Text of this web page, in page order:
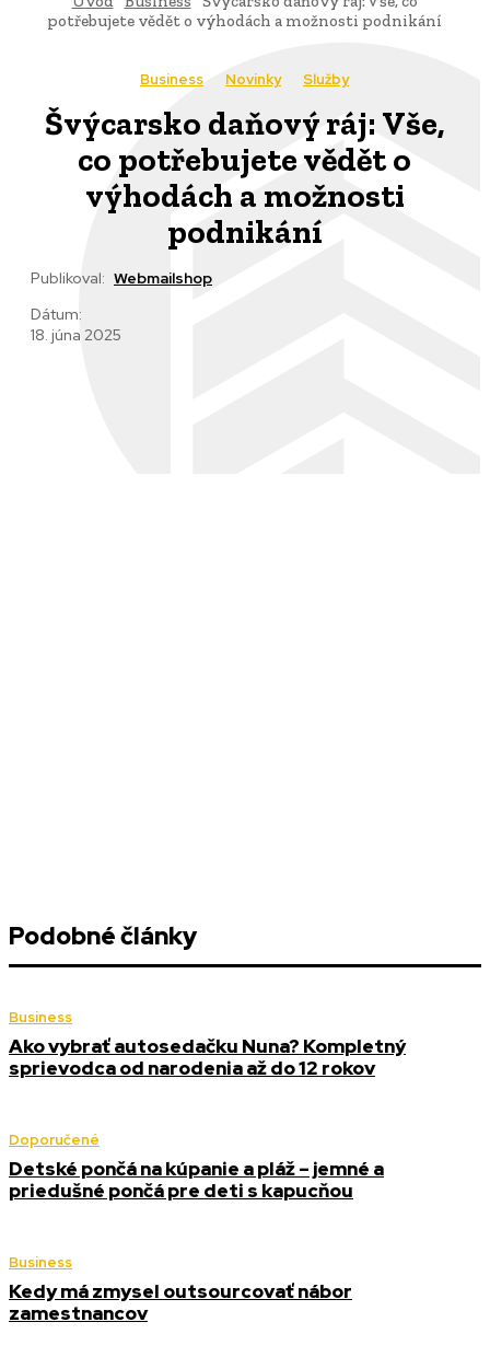
potřebujete vědět o výhodách a možnosti podnikání
Business Novinky Služby
Švýcarsko daňový ráj: Vše,
co potřebujete vědět o
výhodách a možnosti
podnikání
Publikoval: Webmailshop
Dátum:
18. júna 2025
Podobné články
Business
Ako vybrať autosedačku Nuna? Kompletný
sprievodca od narodenia až do 12 rokov
Doporučené
Detské pončá na kúpanie a pláž – jemné a
priedušné pončá pre deti s kapucňou
Business
Kedy má zmysel outsourcovať nábor
zamestnancov